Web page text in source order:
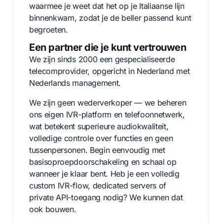
waarmee je weet dat het op je Italiaanse lijn
binnenkwam, zodat je de beller passend kunt
begroeten.
Een partner die je kunt vertrouwen
We zijn sinds 2000 een gespecialiseerde
telecomprovider, opgericht in Nederland met
Nederlands management.
We zijn geen wederverkoper — we beheren
ons eigen IVR-platform en telefoonnetwerk,
wat betekent superieure audiokwaliteit,
volledige controle over functies en geen
tussenpersonen. Begin eenvoudig met
basisoproepdoorschakeling en schaal op
wanneer je klaar bent. Heb je een volledig
custom IVR-flow, dedicated servers of
private API-toegang nodig? We kunnen dat
ook bouwen.